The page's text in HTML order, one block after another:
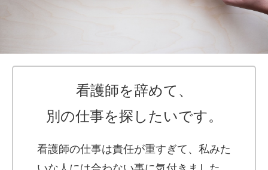
看護師を辞めて、
別の仕事を探したいです。
看護師の仕事は責任が重すぎて、私みた